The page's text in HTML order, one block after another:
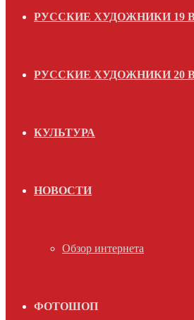
РУССКИЕ ХУДОЖНИКИ 19
РУССКИЕ ХУДОЖНИКИ 20
КУЛЬТУРА
НОВОСТИ
Обзор интернета
ФОТОШОП